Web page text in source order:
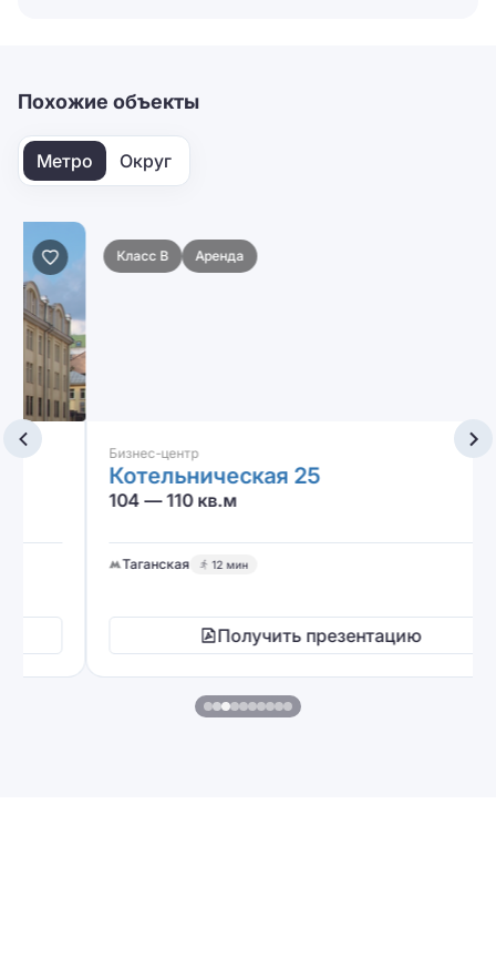
Похожие объекты
Метро Округ
Класс B Аренда
Бизнес-центр
Котельническая 25
104 — 110 кв.м
Таганская 12 мин
Получить презентацию